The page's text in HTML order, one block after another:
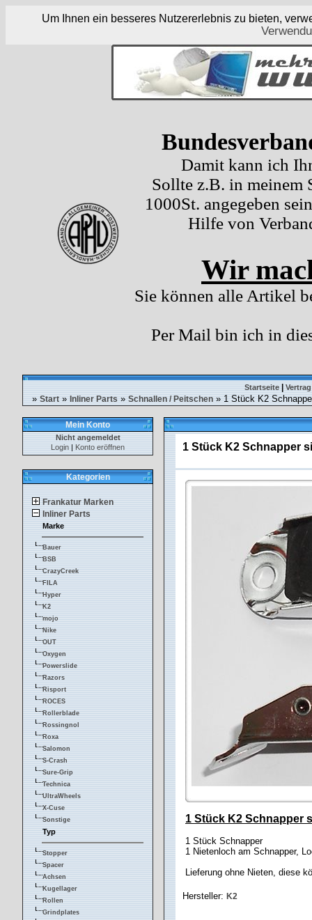
Um Ihnen ein besseres Nutzererlebnis zu bieten,
Damit kann ich
Sollte z.B. in meinem
1000St. angegeben
Hilfe von
Wir
Sie können alle Artikel
Per Mail bin ich in
Startseite
» Start » Inliner Parts » Schnallen / Peitschen » 1 Stück K2
Mein Konto
Nicht angemeldet
Login | Konto eröffnen
Kategorien
Frankatur Marken
Inliner Parts
Marke
Bauer
BSB
CrazyCreek
FILA
Hyper
K2
mojo
Nike
OUT
Oxygen
Powerslide
Razors
Risport
ROCES
Rollerblade
Rossingnol
Roxa
Salomon
S-Crash
Sure-Grip
Technica
UltraWheels
X-Cuse
Sonstige
Typ
Stopper
Spacer
Achsen
Kugellager
Rollen
Grindplates
1 Stück K2 Schnapper
1 Stück K2 Schnapper
1 Stück Schnapper
1 Nietenloch am Schnapper,
Lieferung ohne Nieten, diese
Hersteller: K2